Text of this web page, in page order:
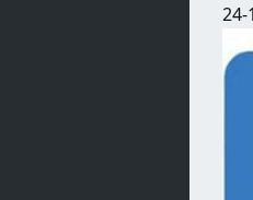
24-